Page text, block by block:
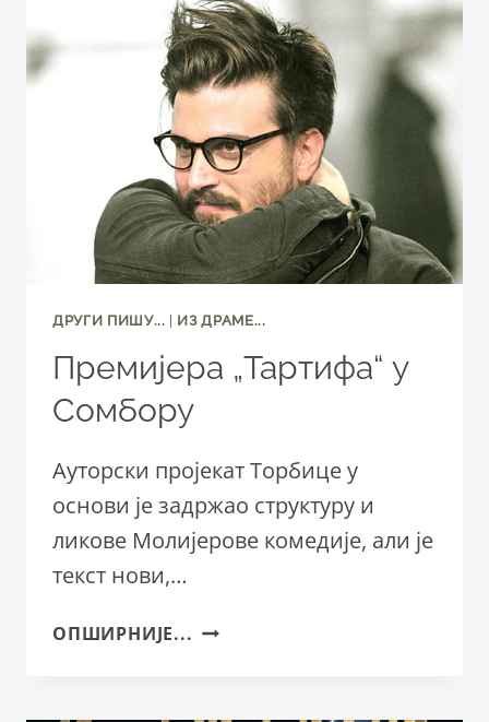
КОМИЧНИ
БАЛЕТ
„ВРАГОЛАНКA“
НА
СЦЕНИ
СНП
ДРУГИ ПИШУ... ИЗ ДРАМЕ...
Премијера „Тартифа“ у
Сомбору
Aуторски пројекат Торбице у
основи је задржао структуру и
ликове Молијерове комедије, али је
текст нови,…
ОПШИРНИЈЕ... ПРЕМИЈЕРА